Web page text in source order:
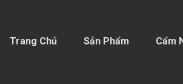
Trang Chủ Sản Phẩm Cẩm